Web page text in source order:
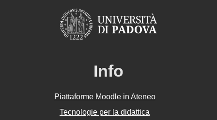
Info
Piattaforme Moodle in Ateneo
Tecnologie per la didattica